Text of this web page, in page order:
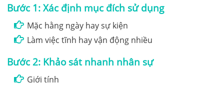
Bước 1: Xác định mục đích sử dụng
Mặc hằng ngày hay sự kiện
Làm việc tĩnh hay vận động nhiều
Bước 2: Khảo sát nhanh nhân sự
Giới tính